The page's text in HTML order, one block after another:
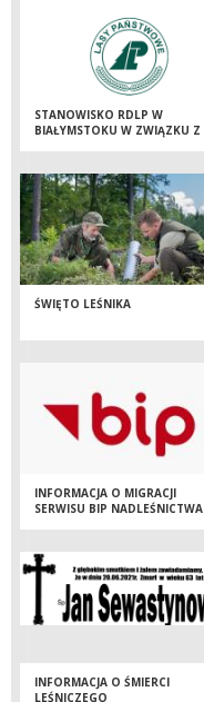
STANOWISKO RDLP W
BIAŁYMSTOKU W ZWIĄZKU Z
R.
ŚWIĘTO LEŚNIKA
INFORMACJA O MIGRACJI
SERWISU BIP NADLEŚNICTWA
INFORMACJA O ŚMIERCI
LEŚNICZEGO